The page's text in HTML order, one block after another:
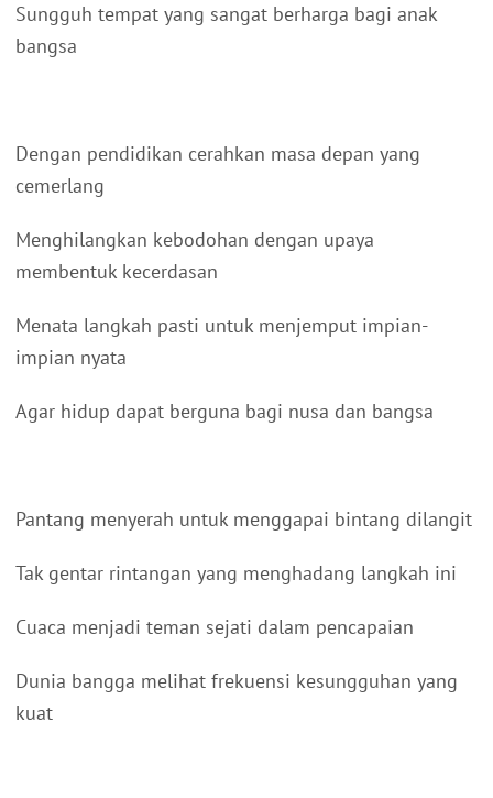
Sungguh tempat yang sangat berharga bagi anak
bangsa
Dengan pendidikan cerahkan masa depan yang
cemerlang
Menghilangkan kebodohan dengan upaya
membentuk kecerdasan
Menata langkah pasti untuk menjemput impian-
impian nyata
Agar hidup dapat berguna bagi nusa dan bangsa
Pantang menyerah untuk menggapai bintang dilangit
Tak gentar rintangan yang menghadang langkah ini
Cuaca menjadi teman sejati dalam pencapaian
Dunia bangga melihat frekuensi kesungguhan yang
kuat